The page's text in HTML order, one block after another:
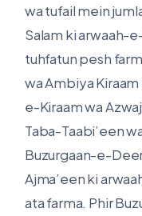
wa tufail mein
Salam ki arwaah-
tuhfatun pesh
wa Ambiya
e-Kiraam wa
Taba-Taabi’een
Buzurgaan-e-
Ajma’een ki
ata farma. Phir